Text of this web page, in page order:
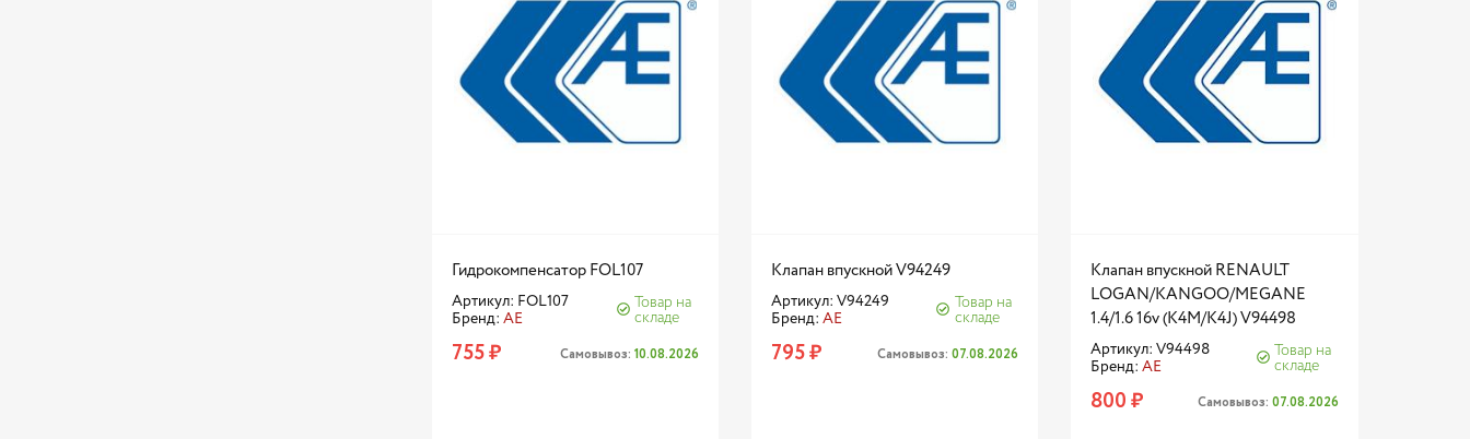
Гидрокомпенсатор FOL107
Артикул: FOL107
Бренд: AE
Товар на
складе
755 ₽ Самовывоз: 10.08.2026
Клапан впускной V94249
Артикул: V94249
Бренд: AE
Товар на
складе
795 ₽ Самовывоз:07.08.2026
Клапан впускной RENAULT
LOGAN/KANGOO/MEGANE
1.4/1.6 16v (K4M/K4J) V94498
Артикул: V94498
Бренд:AE
Товар на
складе
800 ₽ Самовывоз: 07.08.2026